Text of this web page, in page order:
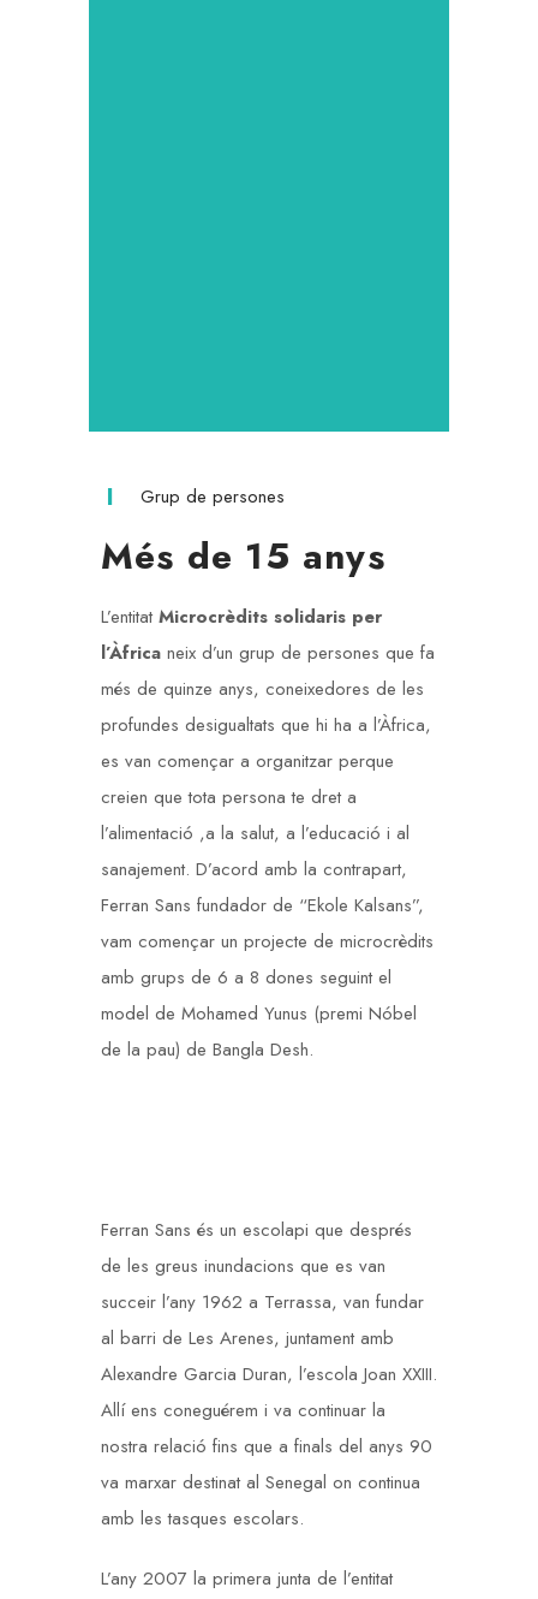
Grup de persones
Més de 15 anys
L’entitat Microcrèdits solidaris per
l’Àfrica neix d’un grup de persones que fa
més de quinze anys, coneixedores de les
profundes desigualtats que hi ha a l’Àfrica,
es van començar a organitzar perque
creien que tota persona te dret a
l’alimentació ,a la salut, a l’educació i al
sanajement. D’acord amb la contrapart,
Ferran Sans fundador de “Ekole Kalsans”,
vam començar un projecte de microcrèdits
amb grups de 6 a 8 dones seguint el
model de Mohamed Yunus (premi Nóbel
de la pau) de Bangla Desh.
Ferran Sans és un escolapi que després
de les greus inundacions que es van
succeir l’any 1962 a Terrassa, van fundar
al barri de Les Arenes, juntament amb
Alexandre Garcia Duran, l’escola Joan XXIII.
Allí ens coneguérem i va continuar la
nostra relació fins que a finals del anys 90
va marxar destinat al Senegal on continua
amb les tasques escolars.
L’any 2007 la primera junta de l’entitat